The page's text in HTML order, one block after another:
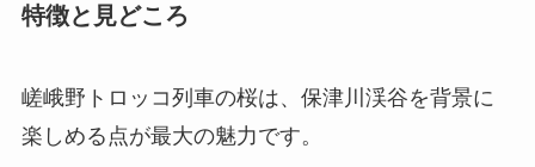
特徴と見どころ
嵯峨野トロッコ列車の桜は、保津川渓谷を背景に
楽しめる点が最大の魅力です。